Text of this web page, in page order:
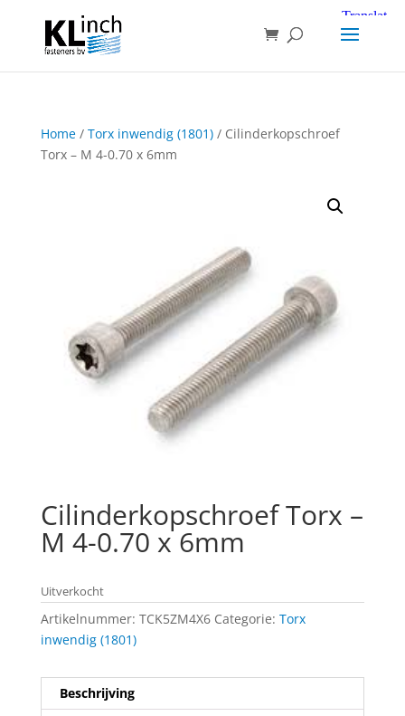
Home/ Torx inwendig (1801)/ Cilinderkopschroef
Torx – M 4-0.70 x 6mm
Cilinderkopschroef Torx –
M 4-0.70 x 6mm
Uitverkocht
Artikelnummer: TCK5ZM4X6 Categorie: Torx
inwendig (1801)
Beschrijving